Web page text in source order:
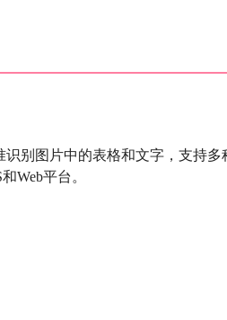
识别图片中的表格和文字，支持多
Web平台。